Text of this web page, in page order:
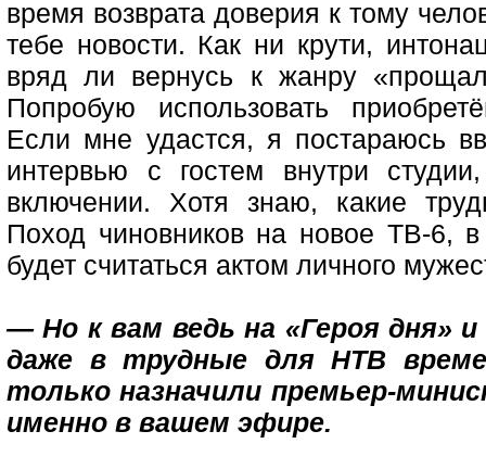
время возврата доверия к тому
тебе новости. Как ни крути,
вряд ли вернусь к жанру
Попробую использовать
Если мне удастся, я постараюсь
интервью с гостем внутри
включении. Хотя знаю, какие
Поход чиновников на новое ТВ-6, в
будет считаться актом личного
— Но к вам ведь на «Героя дня» и
даже в трудные для НТВ
только назначили премьер-
именно в вашем эфире.